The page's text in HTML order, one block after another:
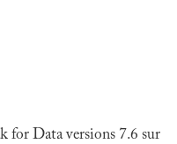
for Data versions 7.6 sur